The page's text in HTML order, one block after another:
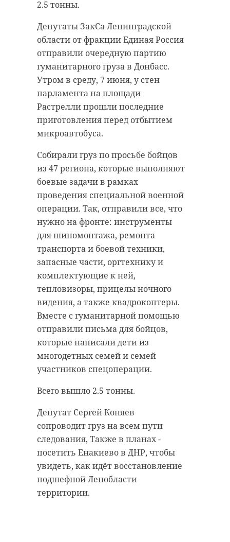
2.5 тонны.
Депутаты ЗакСа Ленинградской
области от фракции Единая Россия
отправили очередную партию
гуманитарного груза в Донбасс.
Утром в среду, 7 июня, у стен
парламента на площади
Растрелли прошли последние
приготовления перед отбытием
микроавтобуса.
Собирали груз по просьбе бойцов
из 47 региона, которые выполняют
боевые задачи в рамках
проведения специальной военной
операции. Так, отправили все, что
нужно на фронте: инструменты
для шиномонтажа, ремонта
транспорта и боевой техники,
запасные части, оргтехнику и
комплектующие к ней,
тепловизоры, прицелы ночного
видения, а также квадрокоптеры.
Вместе с гуманитарной помощью
отправили письма для бойцов,
которые написали дети из
многодетных семей и семей
участников спецоперации.
Всего вышло 2.5 тонны.
Депутат Сергей Коняев
сопроводит груз на всем пути
следования, Также в планах -
посетить Енакиево в ДНР, чтобы
увидеть, как идёт восстановление
подшефной Ленобласти
территории.